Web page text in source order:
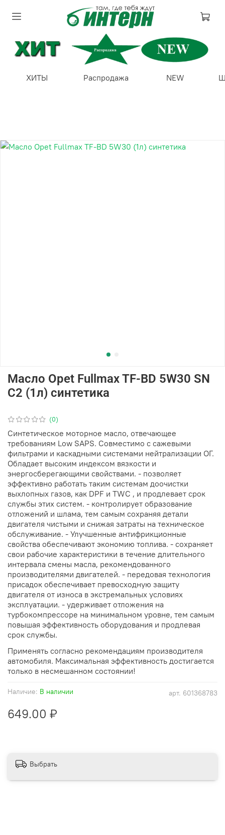
ХИТЫ Распродажа NEW
(0)
арт. 601368783
Наличие: В наличии
Масло Opet Fullmax TF-BD 5W30 SN
C2 (1л) синтетика
649.00 ₽
Синтетическое моторное масло, отвечающее
требованиям Low SAPS. Cовместимо с сажевыми
фильтрами и каскадными системами нейтрализации ОГ.
Обладает высоким индексом вязкости и
энергосберегающими свойствами. - позволяет
эффективно работать таким системам доочистки
выхлопных газов, как DPF и TWC , и продлевает срок
службы этих систем. - контролирует образование
отложений и шлама, тем самым сохраняя детали
двигателя чистыми и снижая затраты на техническое
обслуживание. - Улучшенные антифрикционные
свойства обеспечивают экономию топлива. - сохраняет
свои рабочие характеристики в течение длительного
интервала смены масла, рекомендованного
производителями двигателей. - передовая технология
присадок обеспечивает превосходную защиту
двигателя от износа в экстремальных условиях
эксплуатации. - удерживает отложения на
турбокомпрессоре на минимальном уровне, тем самым
повышая эффективность оборудования и продлевая
срок службы.
Применять согласно рекомендациям производителя
автомобиля. Максимальная эффективность достигается
только в несмешанном состоянии!
Выбрать